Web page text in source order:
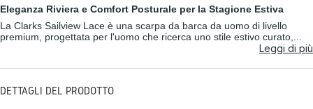
Eleganza Riviera e Comfort Posturale per la Stagione Estiva
La Clarks Sailview Lace è una scarpa da barca da uomo di livello
premium, progettata per l'uomo che ricerca uno stile estivo curato,...
Leggi di più
DETTAGLI DEL PRODOTTO